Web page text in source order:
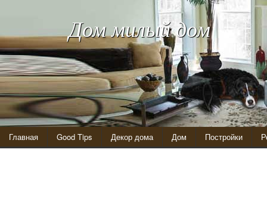
Дом милый дом
Главная Good Tips Декор дома Дом Постройки
Оригинальные кровати своими руками